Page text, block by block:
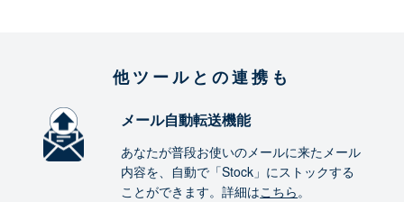
他ツールとの連携も
メール自動転送機能
あなたが普段お使いのメールに来たメール
内容を、自動で「Stock」にストックする
ことができます。詳細はこちら。